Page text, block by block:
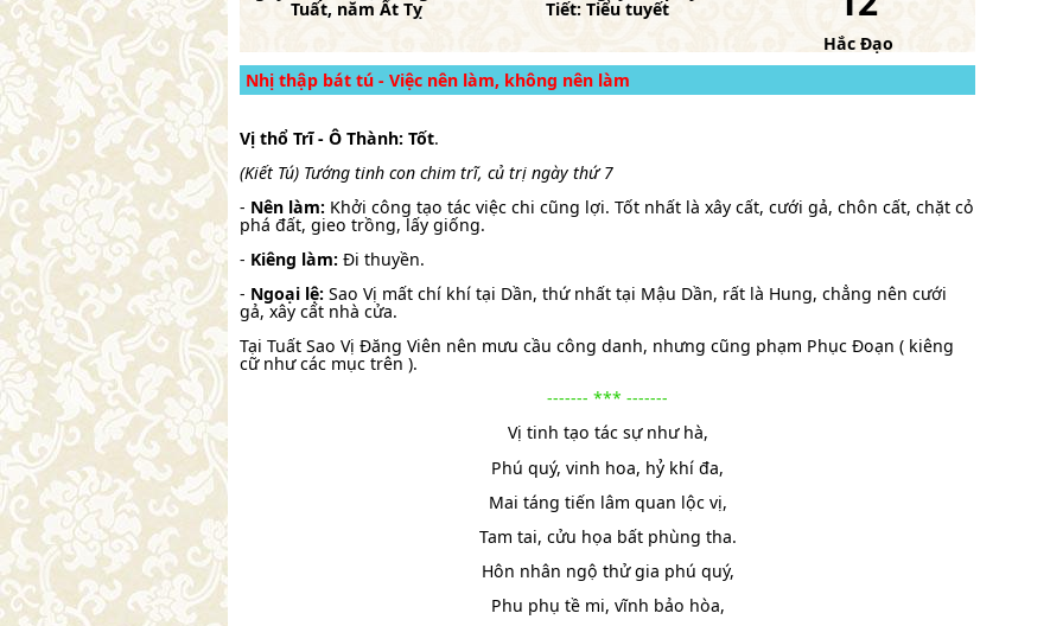
Tuất, nămẤt Tỵ Tiết: Tiểu tuyết
Hắc Đạo
Nhị thập bát tú - Việc nên làm, không nên làm
Vị thổ Trĩ - Ô Thành: Tốt.
(Kiết Tú) Tướng tinh con chim trĩ, củ trị ngày thứ 7
- Nên làm: Khởi công tạo tác việc chi cũng lợi. Tốt nhất là xây cất, cưới gả, chôn cất, chặt cỏ
phá đất, gieo trồng, lấy giống.
- Kiêng làm: Đi thuyền.
- Ngoại lệ: Sao Vị mất chí khí tại Dần, thứ nhất tại Mậu Dần, rất là Hung, chẳng nên cưới
gả, xây cất nhà cửa.
Tại Tuất Sao Vị Đăng Viên nên mưu cầu công danh, nhưng cũng phạm Phục Đoạn ( kiêng
cữ như các mục trên ).
------- *** -------
Vị tinh tạo tác sự như hà,
Phú quý, vinh hoa, hỷ khí đa,
Mai táng tiến lâm quan lộc vị,
Tam tai, cửu họa bất phùng tha.
Hôn nhân ngộ thử gia phú quý,
Phu phụ tề mi, vĩnh bảo hòa,